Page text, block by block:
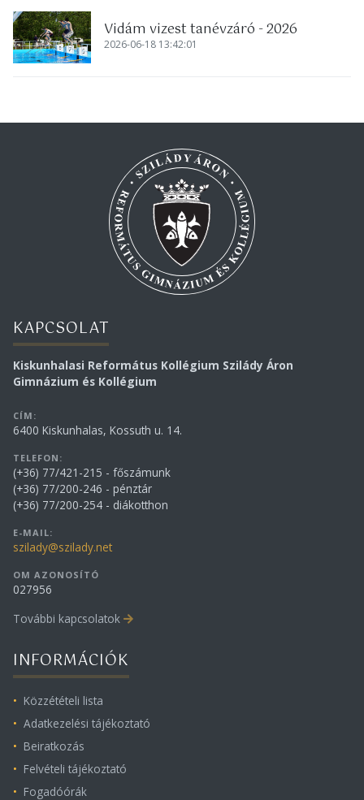
2026-06-18 13:42:01
Vidám vizest tanévzáró - 2026
KAPCSOLAT
Kiskunhalasi Református Kollégium Szilády Áron
Gimnázium és Kollégium
CÍM:
6400 Kiskunhalas, Kossuth u. 14.
TELEFON:
(+36) 77/421-215 - főszámunk
(+36) 77/200-246 - pénztár
(+36) 77/200-254 - diákotthon
E-MAIL:
szilady@szilady.net
OM AZONOSÍTÓ
027956
További kapcsolatok
INFORMÁCIÓK
Közzétételi lista
Adatkezelési tájékoztató
Beiratkozás
Felvételi tájékoztató
Fogadóórák